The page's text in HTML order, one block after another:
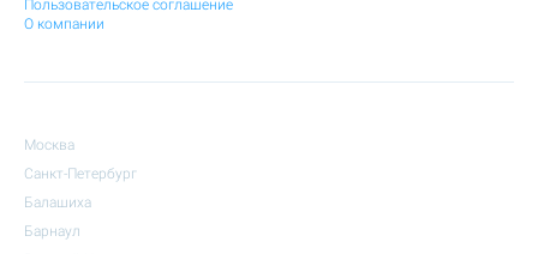
Пользовательское соглашение
О компании
Москва
Санкт-Петербург
Балашиха
Барнаул